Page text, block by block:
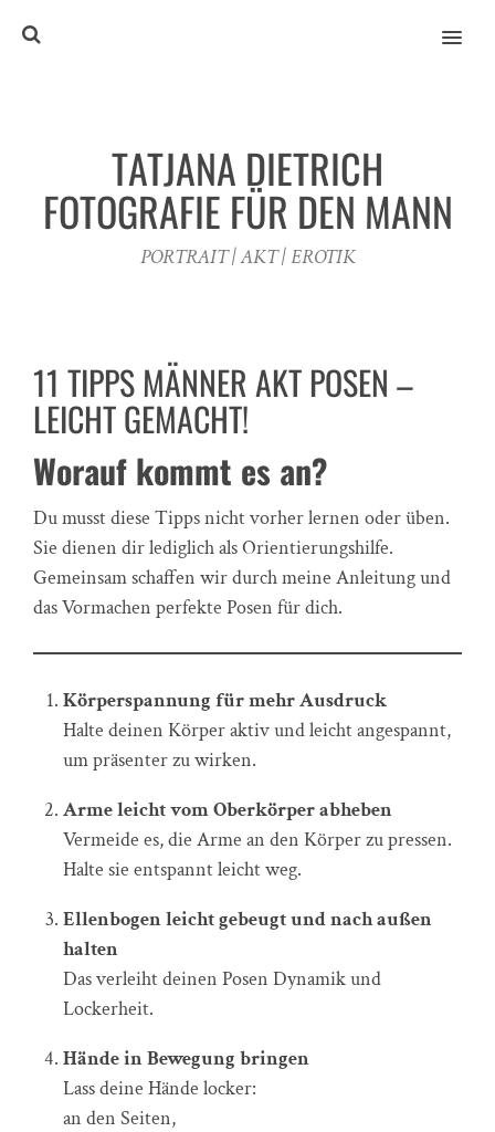
MENU
TATJANA DIETRICH
FOTOGRAFIE FÜR DEN MANN
PORTRAIT | AKT | EROTIK
11 TIPPS MÄNNER AKT POSEN –
LEICHT GEMACHT!
Worauf kommt es an?
Du musst diese Tipps nicht vorher lernen oder üben.
Sie dienen dir lediglich als Orientierungshilfe.
Gemeinsam schaffen wir durch meine Anleitung und
das Vormachen perfekte Posen für dich.
Körperspannung für mehr Ausdruck
Halte deinen Körper aktiv und leicht angespannt,
um präsenter zu wirken.
Arme leicht vom Oberkörper abheben
Vermeide es, die Arme an den Körper zu pressen.
Halte sie entspannt leicht weg.
Ellenbogen leicht gebeugt und nach außen
halten
Das verleiht deinen Posen Dynamik und
Lockerheit.
Hände in Bewegung bringen
Lass deine Hände locker:
an den Seiten,